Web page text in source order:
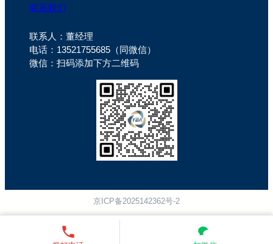
联系我们
联系人：董经理
电话：13521755685（同微信）
微信：扫码添加下方二维码
京ICP备2025142362号-2